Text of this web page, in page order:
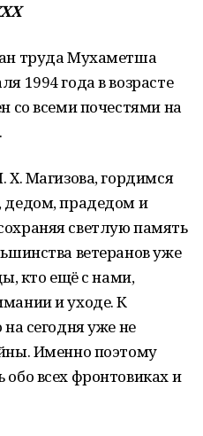
труда Мухаметша
1994 года в возрасте
со всеми почестями на
Магизова, гордимся
дедом, прадедом и
светлую память
ветеранов уже
кто ещё с нами,
и уходе. К
сегодня уже не
Именно поэтому
всех фронтовиках и